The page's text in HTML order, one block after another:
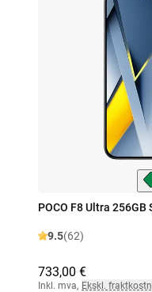
POCO F8 Ultra 256GB
9.5(62)
733,00 €
Inkl. mva, Ekskl.